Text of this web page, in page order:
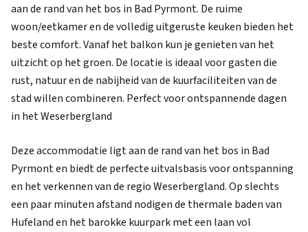
aan de rand van het bos in Bad Pyrmont. De ruime
woon/eetkamer en de volledig uitgeruste keuken bieden het
beste comfort. Vanaf het balkon kun je genieten van het
uitzicht op het groen. De locatie is ideaal voor gasten die
rust, natuur en de nabijheid van de kuurfaciliteiten van de
stad willen combineren. Perfect voor ontspannende dagen
in het Weserbergland
Deze accommodatie ligt aan de rand van het bos in Bad
Pyrmont en biedt de perfecte uitvalsbasis voor ontspanning
en het verkennen van de regio Weserbergland. Op slechts
een paar minuten afstand nodigen de thermale baden van
Hufeland en het barokke kuurpark met een laan vol